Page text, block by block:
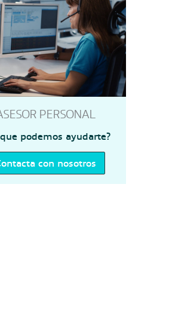
PERSONAL
podemos ayudarte?
con nosotros